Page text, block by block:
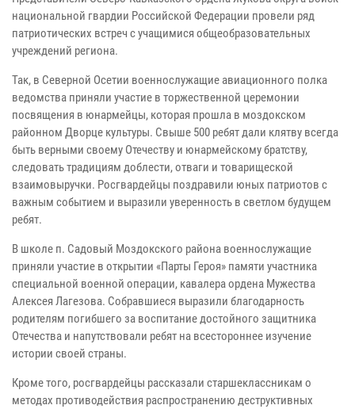
национальной гвардии Российской Федерации провели ряд
патриотических встреч с учащимися общеобразовательных
учреждений региона.
Так, в Северной Осетии военнослужащие авиационного полка
ведомства приняли участие в торжественной церемонии
посвящения в юнармейцы, которая прошла в моздокском
районном Дворце культуры. Свыше 500 ребят дали клятву всегда
быть верными своему Отечеству и юнармейскому братству,
следовать традициям доблести, отваги и товарищеской
взаимовыручки. Росгвардейцы поздравили юных патриотов с
важным событием и выразили уверенность в светлом будущем
ребят.
В школе п. Садовый Моздокского района военнослужащие
приняли участие в открытии «Парты Героя» памяти участника
специальной военной операции, кавалера ордена Мужества
Алексея Лагезова. Собравшиеся выразили благодарность
родителям погибшего за воспитание достойного защитника
Отечества и напутствовали ребят на всестороннее изучение
истории своей страны.
Кроме того, росгвардейцы рассказали старшеклассникам о
методах противодействия распространению деструктивных